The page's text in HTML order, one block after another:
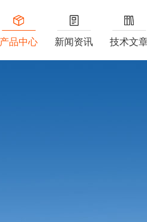
产品中心 新闻资讯 技术文